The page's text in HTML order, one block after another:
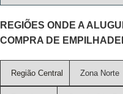
REGIÕES ONDE A
COMPRA DE
Região Central Zona Norte